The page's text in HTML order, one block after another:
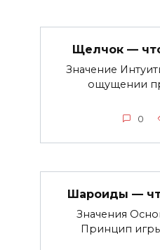
Щелчок —
Значение
ощущении
0
Шароиды —
Значения
Принцип